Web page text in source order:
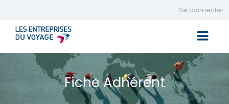
Se connecter
Fiche Adhérent